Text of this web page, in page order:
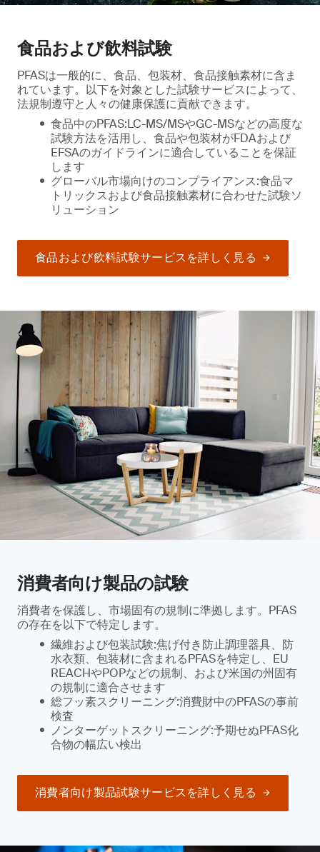
食品および飲料試験
PFASは一般的に、食品、包装材、食品接触素材に含ま
れています。以下を対象とした試験サービスによって、
法規制遵守と人々の健康保護に貢献できます。
食品中のPFAS:LC-MS/MSやGC-MSなどの高度な
試験方法を活用し、食品や包装材がFDAおよび
EFSAのガイドラインに適合していることを保証
します
グローバル市場向けのコンプライアンス:食品マ
トリックスおよび食品接触素材に合わせた試験ソ
リューション
食品および飲料試験サービスを詳しく見る
消費者向け製品の試験
消費者を保護し、市場固有の規制に準拠します。PFAS
の存在を以下で特定します。
繊維および包装試験:焦げ付き防止調理器具、防
水衣類、包装材に含まれるPFASを特定し、EU
REACHやPOPなどの規制、および米国の州固有
の規制に適合させます
総フッ素スクリーニング:消費財中のPFASの事前
検査
ノンターゲットスクリーニング:予期せぬPFAS化
合物の幅広い検出
消費者向け製品試験サービスを詳しく見る